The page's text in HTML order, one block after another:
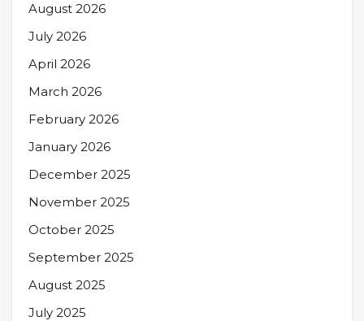
August 2026
July 2026
April 2026
March 2026
February 2026
January 2026
December 2025
November 2025
October 2025
September 2025
August 2025
July 2025